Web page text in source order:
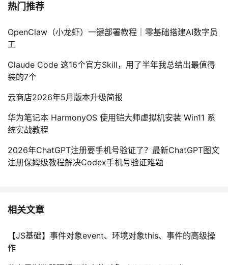
热门推荐
OpenClaw（小龙虾）一键部署教程｜零基础搭建AI数字员
工
Claude Code 这16个官方Skill，用了半年我总结出最值得
装的7个
云商店2026年5月版本升级简报
华为笔记本 HarmonyOS 使用铠大师虚拟机安装 Win11 系
统实战教程
2026年ChatGPT注册要手机号验证了？最新ChatGPT图文
注册保姆级教程解决Codex手机号验证难题
相关文章
【JS基础】事件对象event、环境对象this、事件的高级操
作